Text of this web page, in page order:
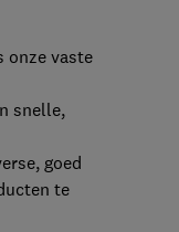
onze vaste
snelle,
goed
te